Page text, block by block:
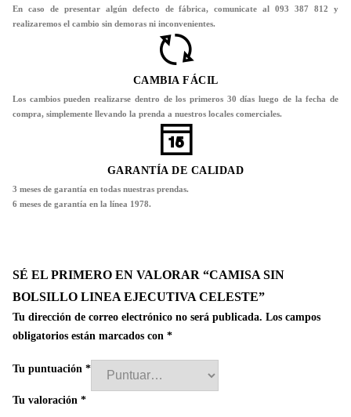
En caso de presentar algún defecto de fábrica, comunicate al 093 387 812 y
realizaremos el cambio sin demoras ni inconvenientes.
CAMBIA FÁCIL
Los cambios pueden realizarse dentro de los primeros 30 días luego de la fecha de
compra, simplemente llevando la prenda a nuestros locales comerciales.
GARANTÍA DE CALIDAD
3 meses de garantía en todas nuestras prendas.
6 meses de garantía en la línea 1978.
SÉ EL PRIMERO EN VALORAR “CAMISA SIN
BOLSILLO LINEA EJECUTIVA CELESTE”
Tu dirección de correo electrónico no será publicada. Los campos
obligatorios están marcados con *
Tu puntuación *
Tu valoración *